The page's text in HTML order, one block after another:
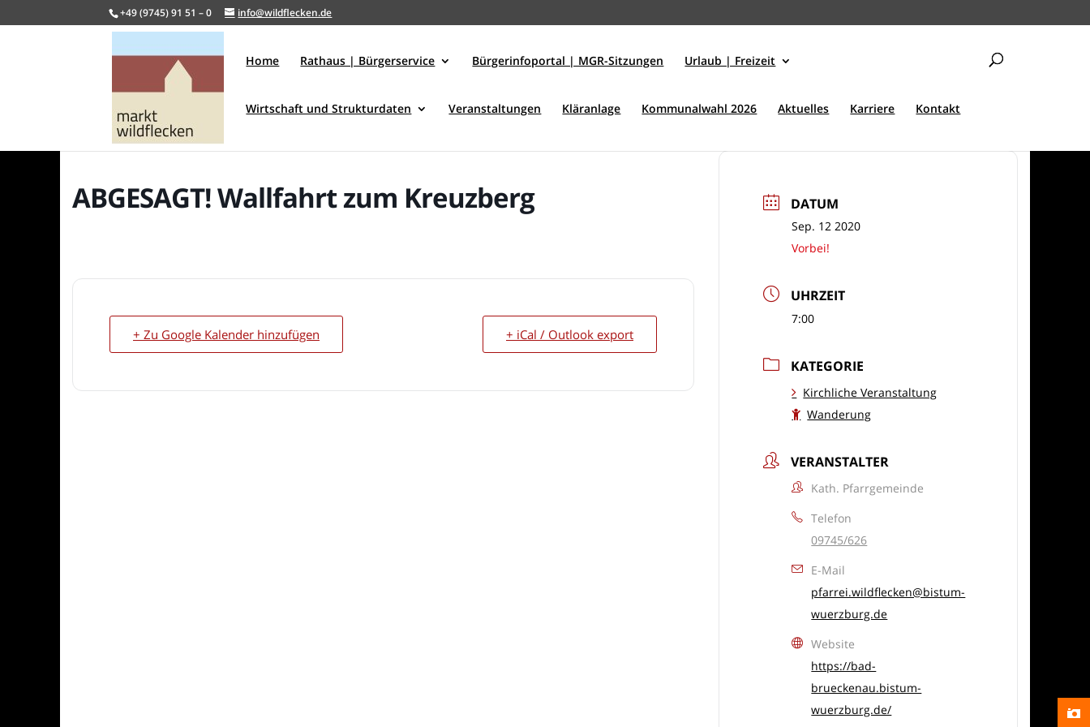
+49 (9745) 91 51 – 0 info@wildflecken.de
Home Rathaus | Bürgerservice Bürgerinfoportal | MGR-Sitzungen Urlaub | Freizeit
Wirtschaft und Strukturdaten Veranstaltungen Kläranlage Kommunalwahl 2026 Aktuelles Karriere Kontakt
ABGESAGT! Wallfahrt zum Kreuzberg
+ Zu Google Kalender hinzufügen + iCal / Outlook export
DATUM
Sep. 12 2020
Vorbei!
UHRZEIT
7:00
KATEGORIE
Kirchliche Veranstaltung
Wanderung
VERANSTALTER
Kath. Pfarrgemeinde
Telefon
09745/626
E-Mail
pfarrei.wildflecken@bistum-
wuerzburg.de
Website
https://bad-
brueckenau.bistum-
wuerzburg.de/